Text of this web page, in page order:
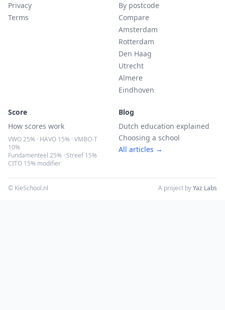
Privacy
Terms
By postcode
Compare
Amsterdam
Rotterdam
Den Haag
Utrecht
Almere
Eindhoven
Score
How scores work
VWO 25% · HAVO 15% · VMBO-T
10%
Fundamenteel 25% · Streef 15%
CITO 15% modifier
Blog
Dutch education explained
Choosing a school
All articles →
© KieSchool.nl A project byYaz Labs